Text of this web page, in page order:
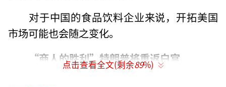
对于中国的食品饮料企业来说，开拓美国
市场可能也会随之变化。
“商人的胜利” 特朗普将重返白宫
点击查看全文(剩余89%)